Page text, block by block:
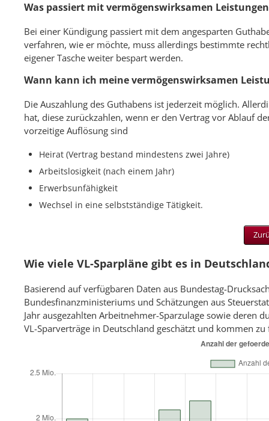
Was passiert mit vermögenswirksamen
Bei einer Kündigung passiert mit dem angesparten
verfahren, wie er möchte, muss allerdings bestimmte
eigener Tasche weiter bespart werden.
Wann kann ich meine vermögenswirksamen
Die Auszahlung des Guthabens ist jederzeit möglich.
hat, diese zurückzahlen, wenn er den Vertrag vor Ablauf
vorzeitige Auflösung sind
Heirat (Vertrag bestand mindestens zwei Jahre)
Arbeitslosigkeit (nach einem Jahr)
Erwerbsunfähigkeit
Wechsel in eine selbstständige Tätigkeit.
Wie viele VL-Sparpläne gibt es in
Basierend auf verfügbaren Daten aus Bundestag-
Bundesfinanzministeriums und Schätzungen aus
Jahr ausgezahlten Arbeitnehmer-Sparzulage sowie deren
VL-Sparverträge in Deutschland geschätzt und kommen